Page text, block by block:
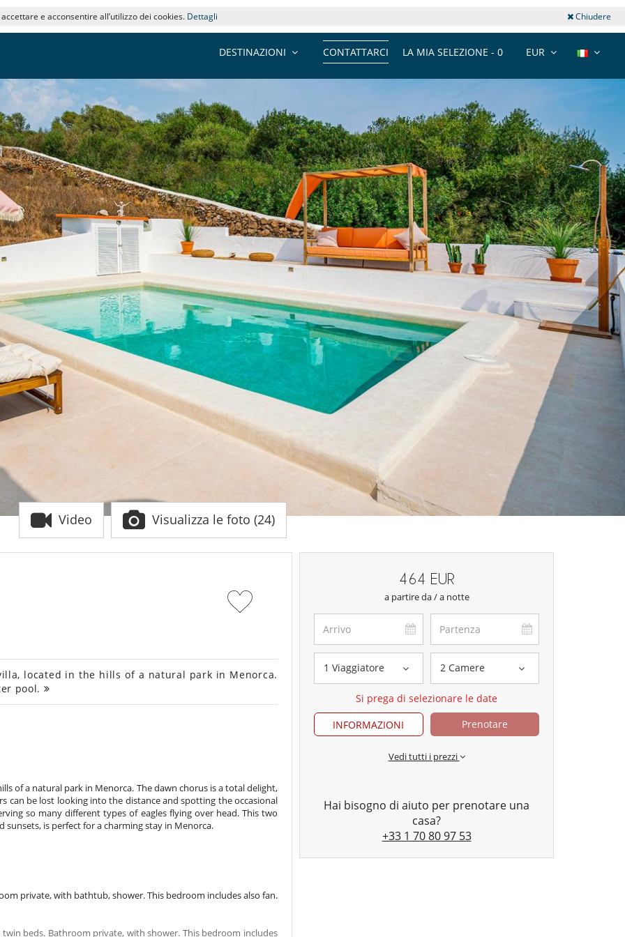
e acconsentire all’utilizzo dei cookies. Dettagli Chiudere
EUR
LA MIA SELEZIONE - 0
CONTATTARCI
DESTINAZIONI
Video Visualizza le foto (24)
located in the hills of a natural park in Menorca.
pool.
of a natural park in Menorca. The dawn chorus is a total delight,
can be lost looking into the distance and spotting the occasional
so many different types of eagles flying over head. This two
is perfect for a charming stay in Menorca.
private, with bathtub, shower. This bedroom includes also fan.
beds. Bathroom private, with shower. This bedroom includes
464 EUR
a partire da / a notte
1 Viaggiatore 2 Camere
Si prega di selezionare le date
INFORMAZIONI
Prenotare
Vedi tutti i prezzi
Hai bisogno di aiuto per prenotare una
casa?
+33 1 70 80 97 53